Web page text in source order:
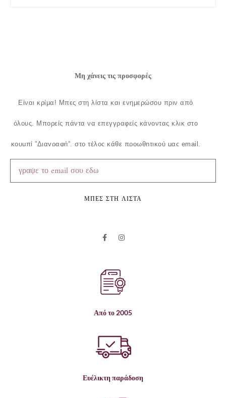
Μη χάνεις τις προσφορές
Είναι κρίμα! Μπες στη λίστα και ενημερώσου πριν από
όλους. Μπορείς πάντα να επεγγραφείς κάνοντας κλικ στο
κουμπί ”Διαγραφή”, στο τέλος κάθε προωθητικού μας email.
ΜΠΕΣ ΣΤΗ ΛΙΣΤΑ
Από το 2005
Ευέλικτη παράδοση